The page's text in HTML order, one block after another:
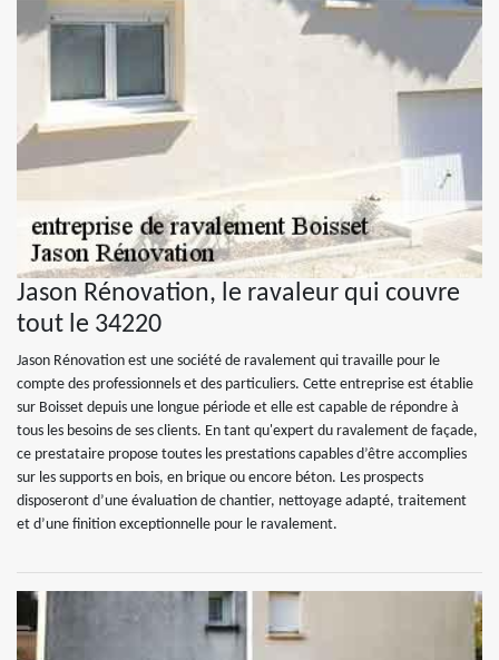
Jason Rénovation, le ravaleur qui couvre
tout le 34220
Jason Rénovation est une société de ravalement qui travaille pour le
compte des professionnels et des particuliers. Cette entreprise est établie
sur Boisset depuis une longue période et elle est capable de répondre à
tous les besoins de ses clients. En tant qu'expert du ravalement de façade,
ce prestataire propose toutes les prestations capables d’être accomplies
sur les supports en bois, en brique ou encore béton. Les prospects
disposeront d’une évaluation de chantier, nettoyage adapté, traitement
et d’une finition exceptionnelle pour le ravalement.